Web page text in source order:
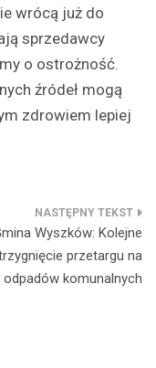
wrócą już do
sprzedawcy
o ostrożność.
źródeł mogą
zdrowiem lepiej
Wyszków: Kolejne
przetargu na
komunalnych